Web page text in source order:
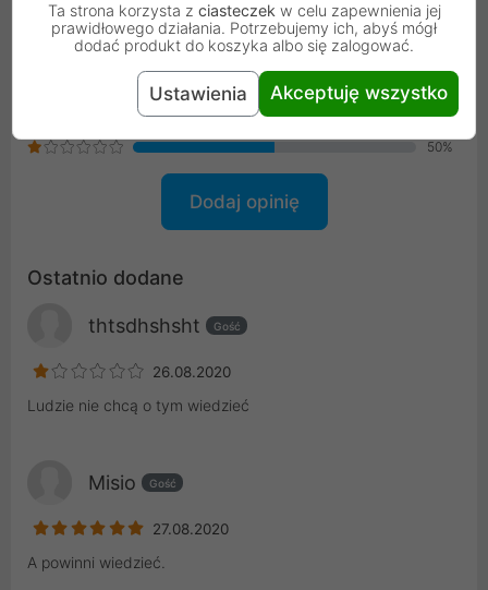
50%
0%
0%
0%
50%
Dodaj opinię
Ostatnio dodane
thtsdhshsht Gość
26.08.2020
Ludzie nie chcą o tym wiedzieć
Misio Gość
27.08.2020
A powinni wiedzieć.
Ta strona korzysta z ciasteczekw celu zapewnienia jej
prawidłowego działania. Potrzebujemy ich, abyś mógł
dodać produkt do koszyka albo się zalogować.
Ustawienia Akceptuję wszystko